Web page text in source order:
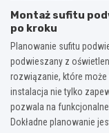
Montaż sufitu
po kroku
Planowanie sufitu
podwieszany z
rozwiązanie, które może
instalacja nie tylko
pozwala na
Dokładne planowanie